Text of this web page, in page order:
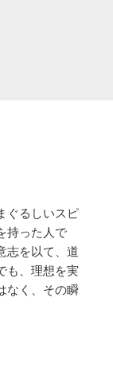
ぐるしいスピ
持った人で
志を以て、道
も、理想を実
なく、その瞬